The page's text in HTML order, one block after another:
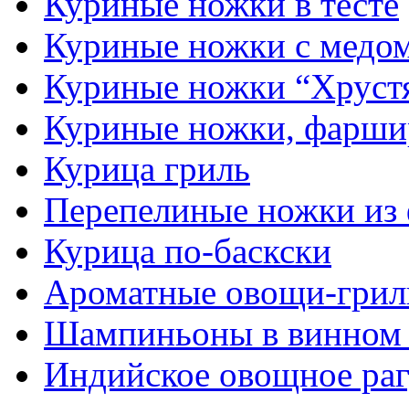
Куриные ножки с
Куриные ножки
Куриные ножки,
Курица гриль
Перепелиные ножки
Курица по-баскски
Ароматные овощи-
Шампиньоны в винном
Индийское овощное